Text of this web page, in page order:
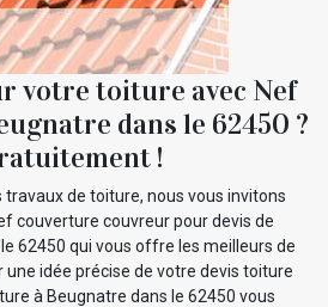
votre toiture avec Nef
dans le 62450 ?
!
travaux de toiture, nous vous invitons
couverture couvreur pour devis de
62450 qui vous offre les meilleurs de
une idée précise de votre devis toiture
à Beugnatre dans le 62450 vous